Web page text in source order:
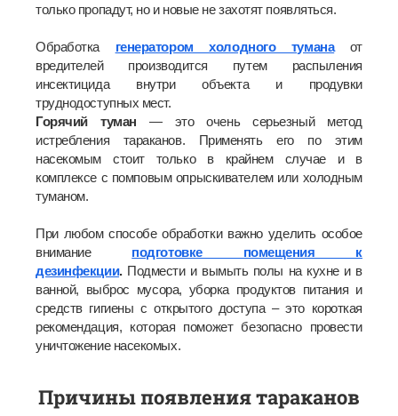
только пропадут, но и новые не захотят появляться.
Обработка генератором холодного туманаот
вредителей производится путем распыления
инсектицида внутри объекта и продувки
труднодоступных мест.
Горячий туман — это очень серьезный метод
истребления тараканов. Применять его по этим
насекомым стоит только в крайнем случае и в
комплексе с помповым опрыскивателем или холодным
туманом.
При любом способе обработки важно уделить особое
внимание подготовке помещения к
дезинфекции. Подмести и вымыть полы на кухне и в
ванной, выброс мусора, уборка продуктов питания и
средств гигиены с открытого доступа – это короткая
рекомендация, которая поможет безопасно провести
уничтожение насекомых.
Причины появления тараканов